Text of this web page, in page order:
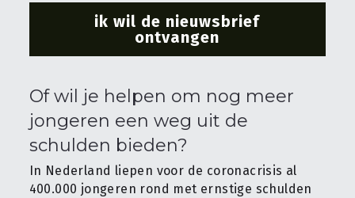
ik wil de nieuwsbrief
ontvangen
Of wil je helpen om nog meer
jongeren een weg uit de
schulden bieden?
In Nederland liepen voor de coronacrisis al
400.000 jongeren rond met ernstige schulden